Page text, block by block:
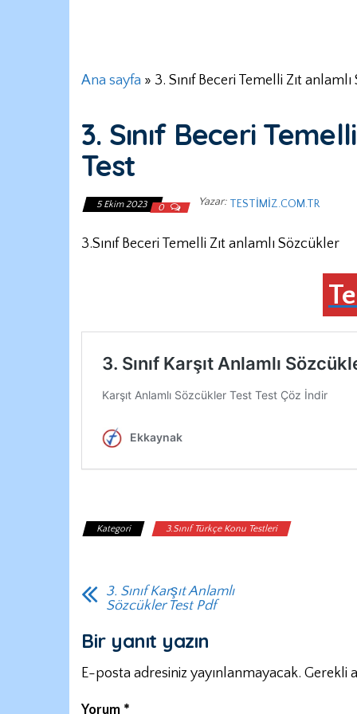
Ana sayfa » 3. Sınıf Beceri Temelli Zıt
3. Sınıf Beceri
Test
5 Ekim 2023 0 Yazar: TESTIMIZ.COM.TR
3.Sınıf Beceri Temelli Zıt anlamlı Sözcükler
Kategori 3.Sınıf Türkçe Konu Testleri
3. Sınıf Karşıt Anlamlı
Sözcükler Test Pdf
Bir yanıt yazın
E-posta adresiniz yayınlanmayacak. Gerekli
Yorum *